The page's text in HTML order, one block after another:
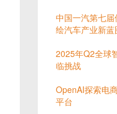
中国一汽第七
绘汽车产业新蓝
2025年Q2全球
临挑战
OpenAI探索电
平台